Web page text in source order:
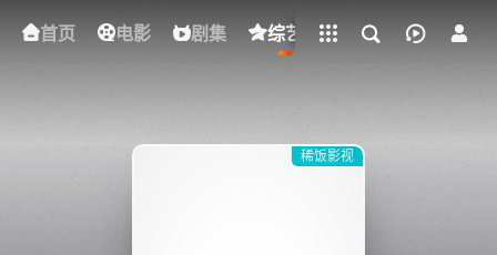
首页 电影 剧集 综艺 动漫 短剧
下载客户端
我的观影记录
稀饭影视